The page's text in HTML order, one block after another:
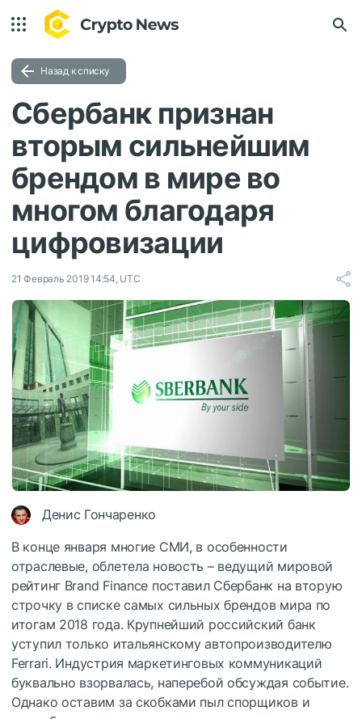
Назад к списку
Сбербанк признан
вторым сильнейшим
брендом в мире во
многом благодаря
цифровизации
21 Февраль 2019 14:54, UTC
Денис Гончаренко
В конце января многие СМИ, в особенности
отраслевые, облетела новость – ведущий мировой
рейтинг Brand Finance поставил Сбербанк на вторую
строчку в списке самых сильных брендов мира по
итогам 2018 года. Крупнейший российский банк
уступил только итальянскому автопроизводителю
Ferrari. Индустрия маркетинговых коммуникаций
буквально взорвалась, наперебой обсуждая событие.
Однако оставим за скобками пыл спорщиков и